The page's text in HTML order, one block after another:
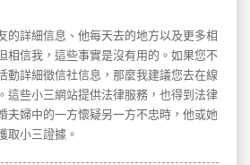
的詳細信息、他每天去的地方以及更多相
相信我，這些事實是沒有用的。如果您不
動詳細徵信社信息，那麼我建議您去在線
這些小三網站提供法律服務，也得到法律
夫婦中的一方懷疑另一方不忠時，他或她
取小三證據。